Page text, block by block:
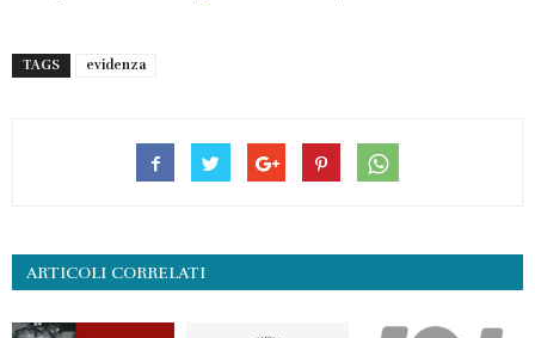
TAGS evidenza
ARTICOLI CORRELATI